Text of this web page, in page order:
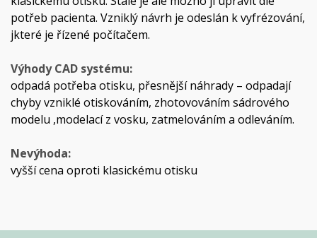
potřeb pacienta. Vzniklý návrh je odeslán k vyfrézování,
jkteré je řízené počítačem.
Výhody CAD systému:
odpadá potřeba otisku, přesnější náhrady – odpadají
chyby vzniklé otiskováním, zhotovováním sádrového
modelu ,modelací z vosku, zatmelováním a odleváním.
Nevýhoda:
vyšší cena oproti klasickému otisku